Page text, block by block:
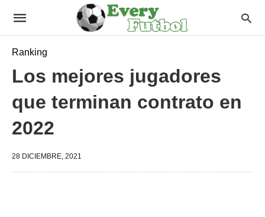
Ranking
Los mejores jugadores
que terminan contrato en
2022
28 DICIEMBRE, 2021